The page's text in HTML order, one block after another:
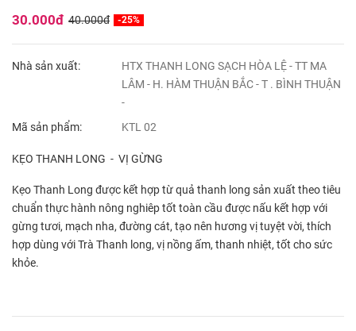
30.000đ 40.000đ -25%
Nhà sản xuất:
HTX THANH LONG SẠCH HÒA LỆ - TT MA
LÂM - H. HÀM THUẬN BẮC - T . BÌNH THUẬN
-
Mã sản phẩm:
KTL 02
KẸO THANH LONG - VỊ GỪNG
Kẹo Thanh Long được kết hợp từ quả thanh long sản xuất theo tiêu
chuẩn thực hành nông nghiêp tốt toàn cầu được nấu kết hợp với
gừng tươi, mạch nha, đường cát, tạo nên hương vị tuyệt vời, thích
hợp dùng với Trà Thanh long, vị nồng ấm, thanh nhiệt, tốt cho sức
khỏe.